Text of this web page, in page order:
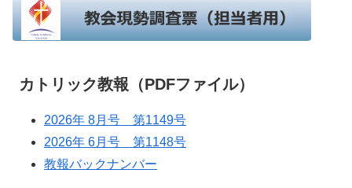
カトリック教報（PDFファイル）
2026年 8月号 第1149号
2026年 6月号 第1148号
教報バックナンバー